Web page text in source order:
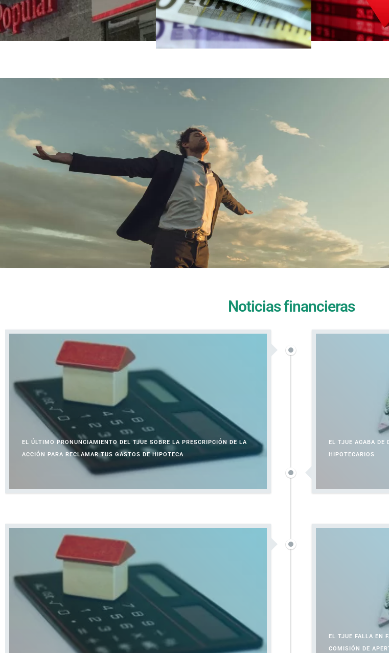
Noticias financieras
EL ÚLTIMO PRONUNCIAMIENTO DEL TJUE SOBRE LA PRESCRIPCIÓN DE LA
ACCIÓN PARA RECLAMAR TUS GASTOS DE HIPOTECA
EL TJUE ACABA DE
HIPOTECARIOS
EL TJUE FALLA EN
COMISIÓN DE